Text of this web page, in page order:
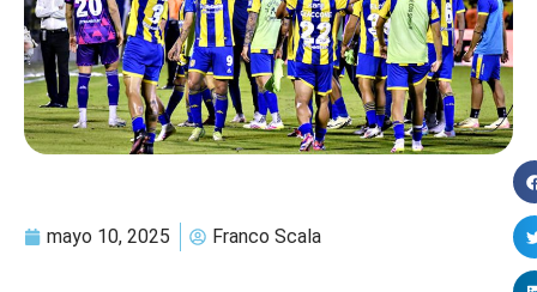
mayo 10, 2025 Franco Scala